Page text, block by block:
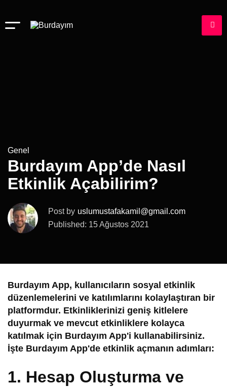
Genel
Burdayım App’de Nasıl
Etkinlik Açabilirim?
Post by uslumustafakamil@gmail.com
Published: 15 Ağustos 2021
Burdayım App, kullanıcıların sosyal etkinlik
düzenlemelerini ve katılımlarını kolaylaştıran bir
platformdur. Etkinliklerinizi geniş kitlelere
duyurmak ve mevcut etkinliklere kolayca
katılmak için Burdayım App'i kullanabilirsiniz.
İşte Burdayım App'de etkinlik açmanın adımları:
1. Hesap Oluşturma ve